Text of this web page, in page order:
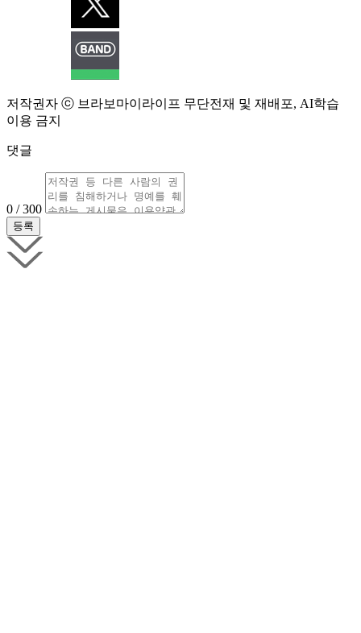
저작권자 ⓒ 브라보마이라이프 무단전재 및 재배포, AI학습
이용 금지
댓글
0 / 300